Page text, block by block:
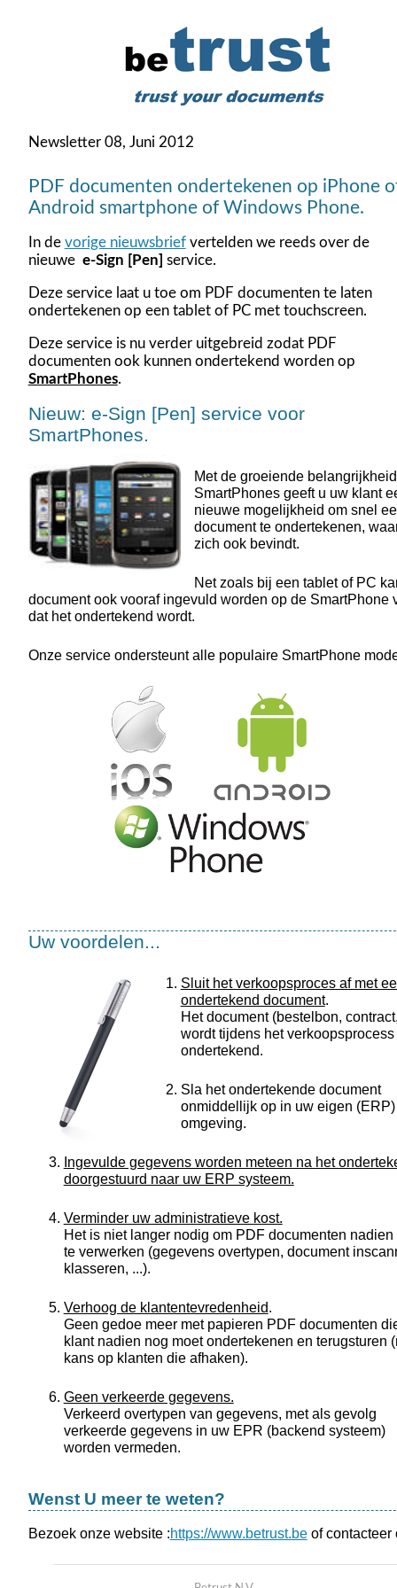
Newsletter 08, Juni 2012
PDF documenten ondertekenen op iPhone
Android smartphone of Windows Phone.
In de vorige nieuwsbriefvertelden we reeds over de
nieuwe e-Sign [Pen] service.
Deze service laat u toe om PDF documenten te laten
ondertekenen op een tablet of PC met touchscreen.
Deze service is nu verder uitgebreid zodat PDF
documenten ook kunnen ondertekend worden op
SmartPhones.
Nieuw: e-Sign [Pen] service voor
SmartPhones.
Met de groeiende
SmartPhones geeft u uw klant
nieuwe mogelijkheid om snel
document te ondertekenen,
zich ook bevindt.
Net zoals bij een tablet of PC
document ook vooraf ingevuld worden op de SmartPhone
dat het ondertekend wordt.
Onze service ondersteunt alle populaire SmartPhone
Uw voordelen...
Sluit het verkoopsproces af met
ondertekend document.
Het document (bestelbon,
wordt tijdens het verkoopsprocess
ondertekend.
Sla het ondertekende document
onmiddellijk op in uw eigen (ERP)
omgeving.
Ingevulde gegevens worden meteen na het
doorgestuurd naar uw ERP systeem.
Verminder uw administratieve kost.
Het is niet langer nodig om PDF documenten nadien
te verwerken (gegevens overtypen, document
klasseren, ...).
Verhoog de klantentevredenheid.
Geen gedoe meer met papieren PDF documenten
klant nadien nog moet ondertekenen en terugsturen
kans op klanten die afhaken).
Geen verkeerde gegevens.
Verkeerd overtypen van gegevens, met als gevolg
verkeerde gegevens in uw EPR (backend systeem)
worden vermeden.
Wenst U meer te weten?
Bezoek onze website :https://www.betrust.beof contacteer